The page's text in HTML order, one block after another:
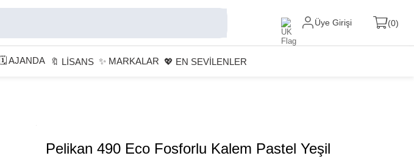
Üye Girişi 0
🗓 AJANDA 🔖 LİSANS ✨ MARKALAR 💖 EN SEVİLENLER
Pelikan 490 Eco Fosforlu Kalem Pastel Yeşil